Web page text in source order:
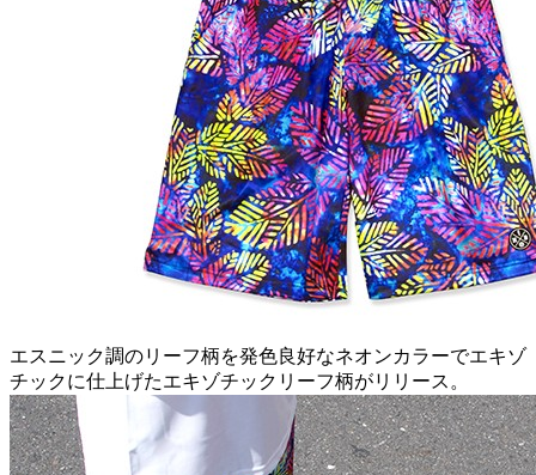
エスニック調のリーフ柄を発色良好なネオンカラーでエキゾ
チックに仕上げたエキゾチックリーフ柄がリリース。